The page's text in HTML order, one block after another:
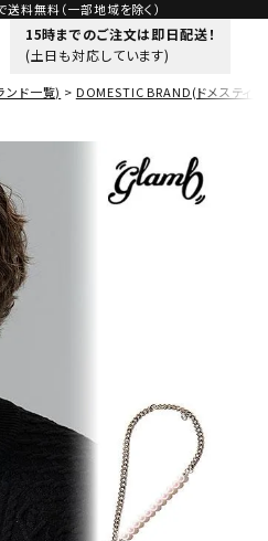
料無料（一部地域を除く）
15時までのご注文は即日配送！
(土日も対応しています)
ンド一覧) DOMESTIC BRAND(ドメスティッ